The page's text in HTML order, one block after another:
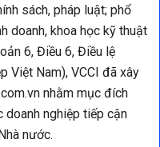
sách, pháp luật; phổ
doanh, khoa học kỹ thuật
6, Điều 6, Điều lệ
Việt Nam), VCCI đã xây
nhằm mục đích
doanh nghiệp tiếp cận
nước.